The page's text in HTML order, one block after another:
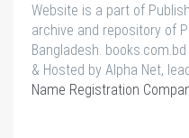
Website is a part of
archive and repository of
Bangladesh.
& Hosted by Alpha Net,
Name Registration